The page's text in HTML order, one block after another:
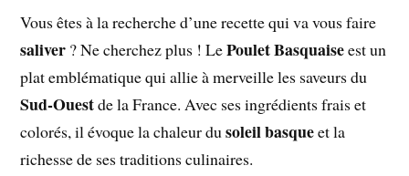
Vous êtes à la recherche d’une recette qui va vous faire
saliver ? Ne cherchez plus ! LePoulet Basquaiseest un
plat emblématique qui allie à merveille les saveurs du
Sud-Ouestde la France. Avec ses ingrédients frais et
colorés, il évoque la chaleur dusoleil basqueet la
richesse de ses traditions culinaires.